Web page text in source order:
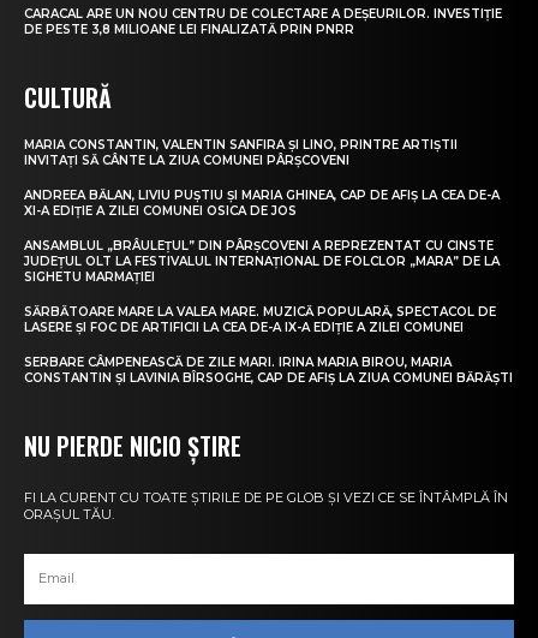
CARACAL ARE UN NOU CENTRU DE COLECTARE A DEȘEURILOR. INVESTIȚIE
DE PESTE 3,8 MILIOANE LEI FINALIZATĂ PRIN PNRR
CULTURĂ
MARIA CONSTANTIN, VALENTIN SANFIRA ȘI LINO, PRINTRE ARTIȘTII
INVITAȚI SĂ CÂNTE LA ZIUA COMUNEI PÂRȘCOVENI
ANDREEA BĂLAN, LIVIU PUȘTIU ȘI MARIA GHINEA, CAP DE AFIȘ LA CEA DE-A
XI-A EDIȚIE A ZILEI COMUNEI OSICA DE JOS
ANSAMBLUL „BRÂULEȚUL” DIN PÂRȘCOVENI A REPREZENTAT CU CINSTE
JUDEȚUL OLT LA FESTIVALUL INTERNAȚIONAL DE FOLCLOR „MARA” DE LA
SIGHETU MARMAȚIEI
SĂRBĂTOARE MARE LA VALEA MARE. MUZICĂ POPULARĂ, SPECTACOL DE
LASERE ȘI FOC DE ARTIFICII LA CEA DE-A IX-A EDIȚIE A ZILEI COMUNEI
SERBARE CÂMPENEASCĂ DE ZILE MARI. IRINA MARIA BIROU, MARIA
CONSTANTIN ȘI LAVINIA BÎRSOGHE, CAP DE AFIȘ LA ZIUA COMUNEI BĂRĂȘTI
NU PIERDE NICIO ȘTIRE
FI LA CURENT CU TOATE ȘTIRILE DE PE GLOB ȘI VEZI CE SE ÎNTÂMPLĂ ÎN
ORAȘUL TĂU.